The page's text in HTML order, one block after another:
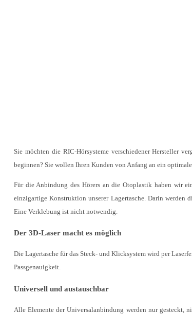
Sie möchten die RIC-Hörsysteme verschiedener Hersteller
beginnen? Sie wollen Ihren Kunden von Anfang an ein
Für die Anbindung des Hörers an die Otoplastik haben wir
einzigartige Konstruktion unserer Lagertasche. Darin werden
Eine Verklebung ist nicht notwendig.
Der 3D-Laser macht es möglich
Die Lagertasche für das Steck- und Klicksystem wird per
Passgenauigkeit.
Universell und austauschbar
Alle Elemente der Universalanbindung werden nur gesteckt,